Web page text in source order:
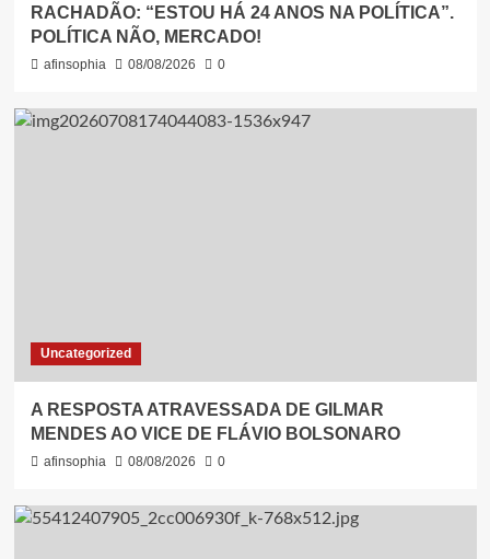
RACHADÃO: “ESTOU HÁ 24 ANOS NA POLÍTICA”.
POLÍTICA NÃO, MERCADO!
afinsophia 08/08/2026 0
Uncategorized
A RESPOSTA ATRAVESSADA DE GILMAR
MENDES AO VICE DE FLÁVIO BOLSONARO
afinsophia 08/08/2026 0